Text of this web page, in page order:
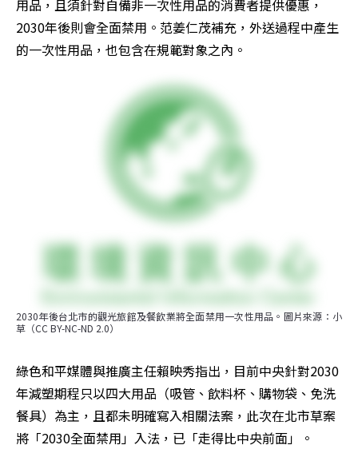
用品，且須針對自備非一次性用品的消費者提供優惠，
2030年後則會全面禁用。范姜仁茂補充，外送過程中產生
的一次性用品，也包含在規範對象之內。
2030年後台北市的觀光旅館及餐飲業將全面禁用一次性用品。圖片來源：小
草（CC BY-NC-ND 2.0）
綠色和平媒體與推廣主任賴映秀指出，目前中央針對2030
年減塑期程只以四大用品（吸管、飲料杯、購物袋、免洗
餐具）為主，且都未明確寫入相關法案，此次在北市草案
將「2030全面禁用」入法，已「走得比中央前面」。